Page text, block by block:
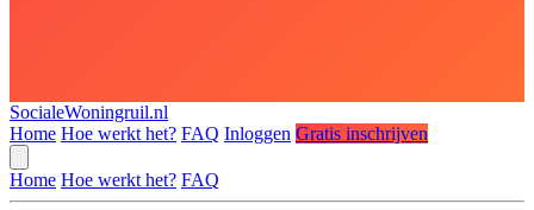
SocialeWoningruil.nl
Home Hoe werkt het? FAQ Inloggen Gratis inschrijven
Home Hoe werkt het? FAQ